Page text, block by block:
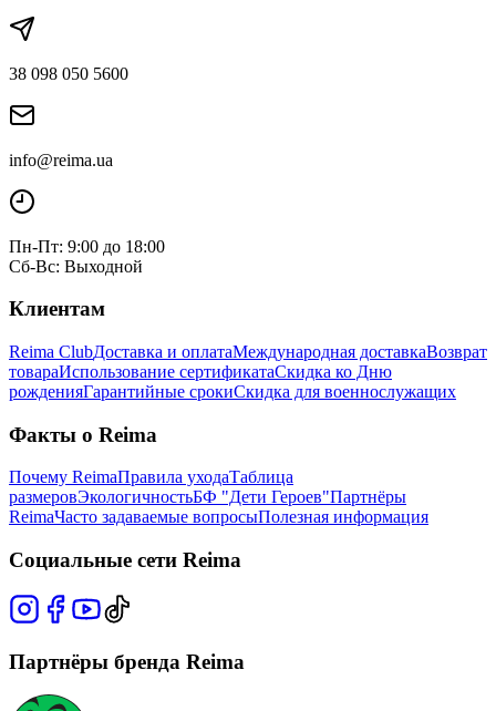
38 098 050 5600
info@reima.ua
Пн-Пт: 9:00 до 18:00
Сб-Вс: Выходной
Клиентам
Reima ClubДоставка и оплатаМеждународная доставкаВозврат
товараИспользование сертификатаСкидка ко Дню
рожденияГарантийные срокиСкидка для военнослужащих
Факты о Reima
Почему ReimaПравила уходаТаблица
размеровЭкологичностьБФ "Дети Героев"Партнёры
ReimaЧасто задаваемые вопросыПолезная информация
Социальные сети Reima
Партнёры бренда Reima